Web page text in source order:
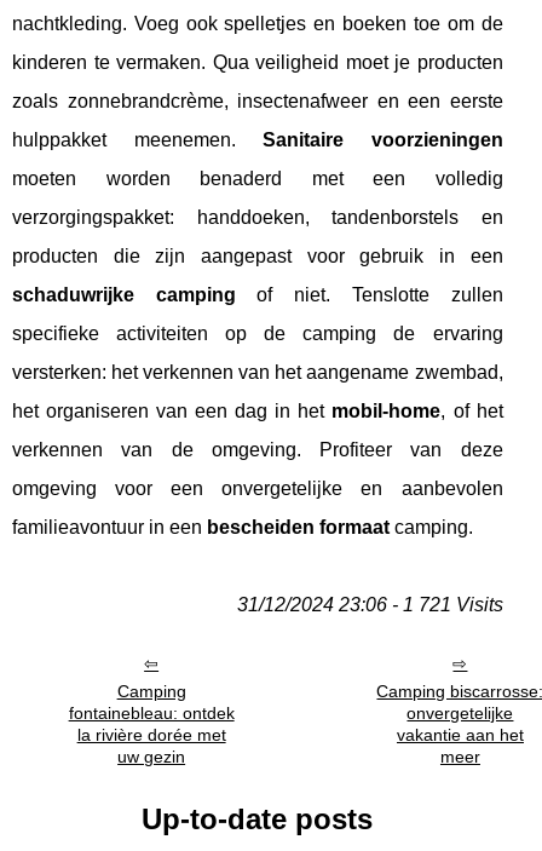
nachtkleding. Voeg ook spelletjes en boeken toe om de
kinderen te vermaken. Qua veiligheid moet je producten
zoals zonnebrandcrème, insectenafweer en een eerste
hulppakket meenemen.Sanitaire voorzieningen
moeten worden benaderd met een volledig
verzorgingspakket: handdoeken, tandenborstels en
producten die zijn aangepast voor gebruik in een
schaduwrijke camping of niet. Tenslotte zullen
specifieke activiteiten op de camping de ervaring
versterken: het verkennen van het aangename zwembad,
het organiseren van een dag in het mobil-home, of het
verkennen van de omgeving. Profiteer van deze
omgeving voor een onvergetelijke en aanbevolen
familieavontuur in een bescheiden formaat camping.
31/12/2024 23:06 - 1 721 Visits
Camping
fontainebleau: ontdek
la rivière dorée met
uw gezin
Camping
onvergetelijke
vakantie aan het
meer
Up-to-date posts